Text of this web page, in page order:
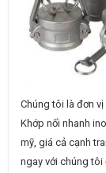
Chúng tôi là đơn
Khớp nối nhanh
mỹ, giá cả cạnh
ngay với chúng